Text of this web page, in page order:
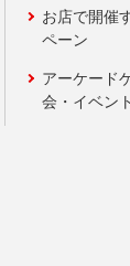
お店で開催
ペーン
アーケード
会・イベン